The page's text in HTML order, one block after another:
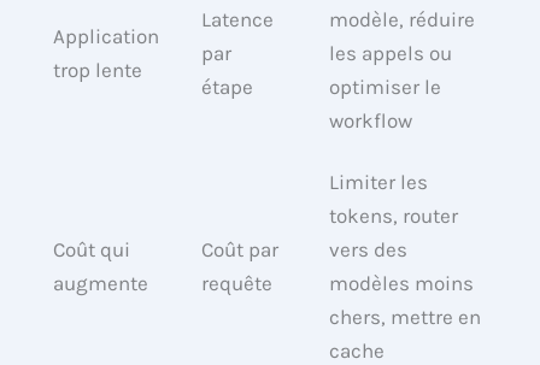
Application
trop lente
Latence
par
étape
modèle, réduire
les appels ou
optimiser le
workflow
Coût qui
augmente
Coût par
requête
Limiter les
tokens, router
vers des
modèles moins
chers, mettre en
cache